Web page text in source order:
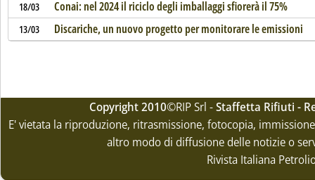
18/03 Conai: nel 2024 il riciclo degli imballaggi sfiorerà il 75%
13/03 Discariche, un nuovo progetto per monitorare le emissioni
Copyright 2010©RIP Srl -Staffetta Rifiuti -
E' vietata la riproduzione, ritrasmissione, fotocopia,
altro modo di diffusione delle notizie o
Rivista Italiana